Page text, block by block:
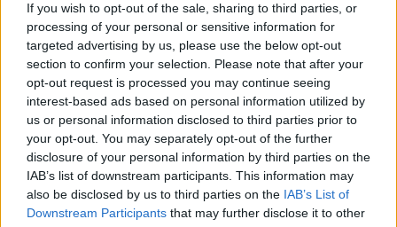
If you wish to opt-out of the sale, sharing to third parties, or
processing of your personal or sensitive information for
targeted advertising by us, please use the below opt-out
section to confirm your selection. Please note that after your
opt-out request is processed you may continue seeing
interest-based ads based on personal information utilized by
us or personal information disclosed to third parties prior to
your opt-out. You may separately opt-out of the further
disclosure of your personal information by third parties on the
IAB’s list of downstream participants. This information may
also be disclosed by us to third parties on the IAB’s List of
Downstream Participants that may further disclose it to other